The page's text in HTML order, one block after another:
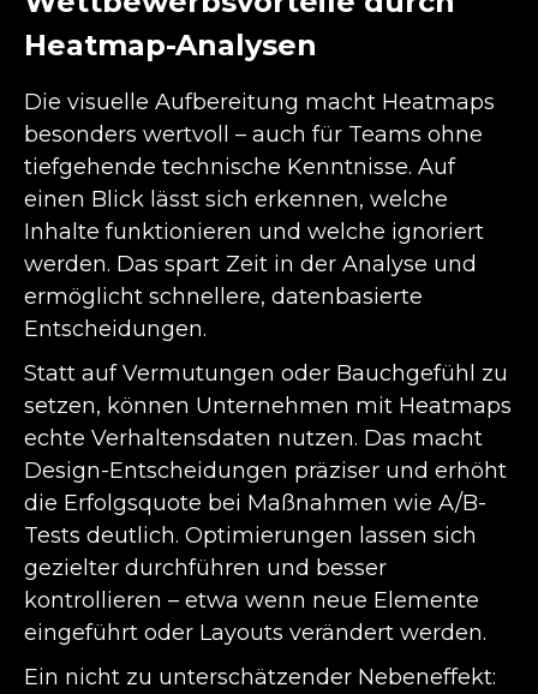
Heatmap-Analysen
Die visuelle Aufbereitung macht Heatmaps
besonders wertvoll – auch für Teams ohne
tiefgehende technische Kenntnisse. Auf
einen Blick lässt sich erkennen, welche
Inhalte funktionieren und welche ignoriert
werden. Das spart Zeit in der Analyse und
ermöglicht schnellere, datenbasierte
Entscheidungen.
Statt auf Vermutungen oder Bauchgefühl zu
setzen, können Unternehmen mit Heatmaps
echte Verhaltensdaten nutzen. Das macht
Design-Entscheidungen präziser und erhöht
die Erfolgsquote bei Maßnahmen wie A/B-
Tests deutlich. Optimierungen lassen sich
gezielter durchführen und besser
kontrollieren – etwa wenn neue Elemente
eingeführt oder Layouts verändert werden.
Ein nicht zu unterschätzender Nebeneffekt: